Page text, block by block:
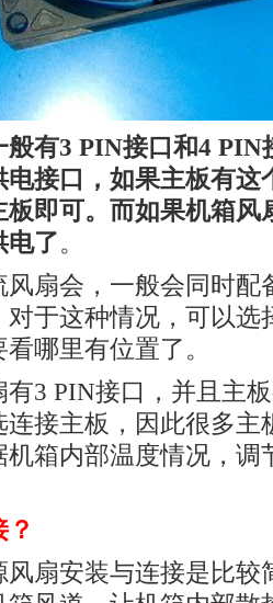
有3 PIN接口和4 PIN
接口，如果主板有这
即可。而如果机箱风
电了。
扇会，一般会同时配
对于这种情况，可以选
哪里有位置了。
3 PIN接口，并且主
接主板，因此很多主
机箱内部温度情况，调
扇安装与连接是比较